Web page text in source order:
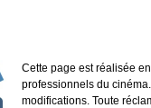
Cette page est réalisée
professionnels du
modifications. Toute